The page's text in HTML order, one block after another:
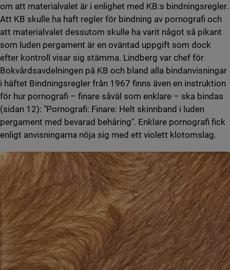
om att materialvalet är i enlighet med KB:s bindningsregler.
Att KB skulle ha haft regler för bindning av pornografi och
att materialvalet dessutom skulle ha varit något så pikant
som luden pergament är en oväntad uppgift som dock
efter kontroll visar sig stämma. Lindberg var chef för
Bokvårdsavdelningen på KB och bland alla bindanvisningar
i häftet Bindningsregler från 1967 finns även en instruktion
för hur pornografi – finare såväl som enklare – ska bindas
(sidan 12): "Pornografi: Finare: Helt skinnband i luden
pergament med bevarad behåring". Enklare pornografi fick
enligt anvisningarna nöja sig med ett violett klotomslag.